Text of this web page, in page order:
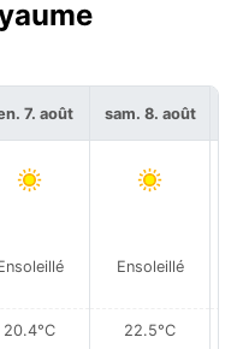
7. août
20.4°C
sam. 8. août
Ensoleillé
22.5°C